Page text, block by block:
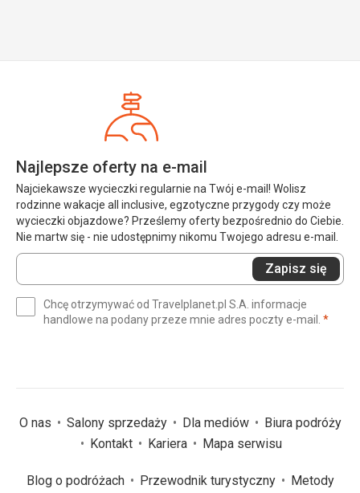
Najlepsze oferty na e-mail
Najciekawsze wycieczki regularnie na Twój e-mail! Wolisz
rodzinne wakacje all inclusive, egzotyczne przygody czy może
wycieczki objazdowe? Prześlemy oferty bezpośrednio do Ciebie.
Nie martw się - nie udostępnimy nikomu Twojego adresu e-mail.
Wprowadź
swój
(wymagane)
Zapisz się
Chcę otrzymywać od Travelplanet.pl S.A. informacje
handlowe na podany przeze mnie adres poczty e-mail. *
O nas Salony sprzedaży Dla mediów
Biura podróży
Kontakt
Kariera Mapa serwisu
Blog o podróżach Przewodnik turystyczny
Metody